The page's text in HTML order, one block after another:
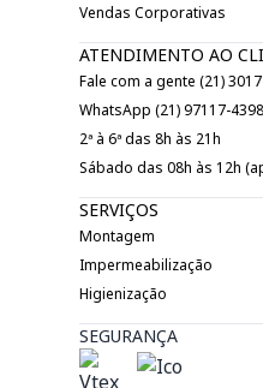
Vendas Corporativas
ATENDIMENTO AO
Fale com a gente (21)
WhatsApp (21) 97117-4398
2ª à 6ª das 8h às 21h
Sábado das 08h às 12h
SERVIÇOS
Montagem
Impermeabilização
Higienização
SEGURANÇA